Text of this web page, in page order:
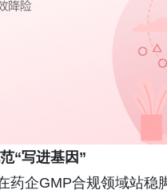
“写进基因”
药企GMP合规领域站